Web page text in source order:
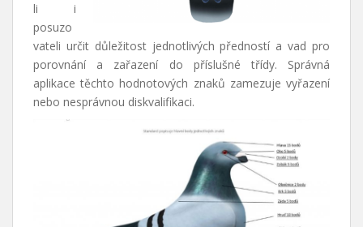
li i
posuzo
vateli určit důležitost jednotlivých předností a vad pro
porovnání a zařazení do příslušné třídy. Správná
aplikace těchto hodnotových znaků zamezuje vyřazení
nebo nesprávnou diskvalifikaci.